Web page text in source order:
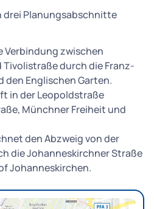
drei Planungsabschnitte
Verbindung zwischen
durch die Franz-
den Englischen Garten.
in der Leopoldstraße
Münchner Freiheit und
den Abzweig von der
die Johanneskirchner Straße
Johanneskirchen.